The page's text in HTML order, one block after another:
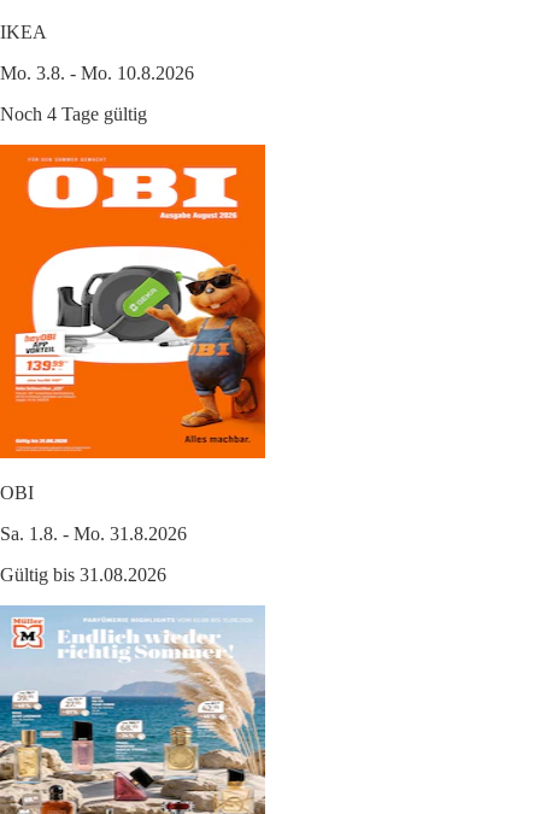
IKEA
Mo. 3.8. - Mo. 10.8.2026
Noch 4 Tage gültig
OBI
Sa. 1.8. - Mo. 31.8.2026
Gültig bis 31.08.2026